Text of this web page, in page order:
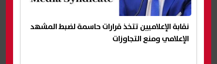
نقابة الإعلاميين تتخذ قرارات حاسمة لضبط المشهد
الإعلامي ومنع التجاوزات